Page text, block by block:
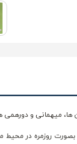
ها، میهمانی و دورهمی
روزمره در